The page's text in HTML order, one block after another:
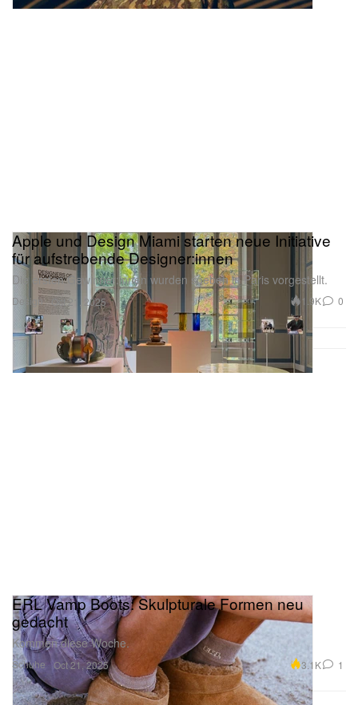
Design
Apple und Design Miami starten neue Initiative
für aufstrebende Designer:innen
Die ersten Gewinner:innen wurden soeben in Paris vorgestellt.
Oct 21, 2025 1.9K 0
Schuhe
ERL Vamp Boots: Skulpturale Formen neu
gedacht
Kommen diese Woche.
Oct 21, 2025 3.1K 1